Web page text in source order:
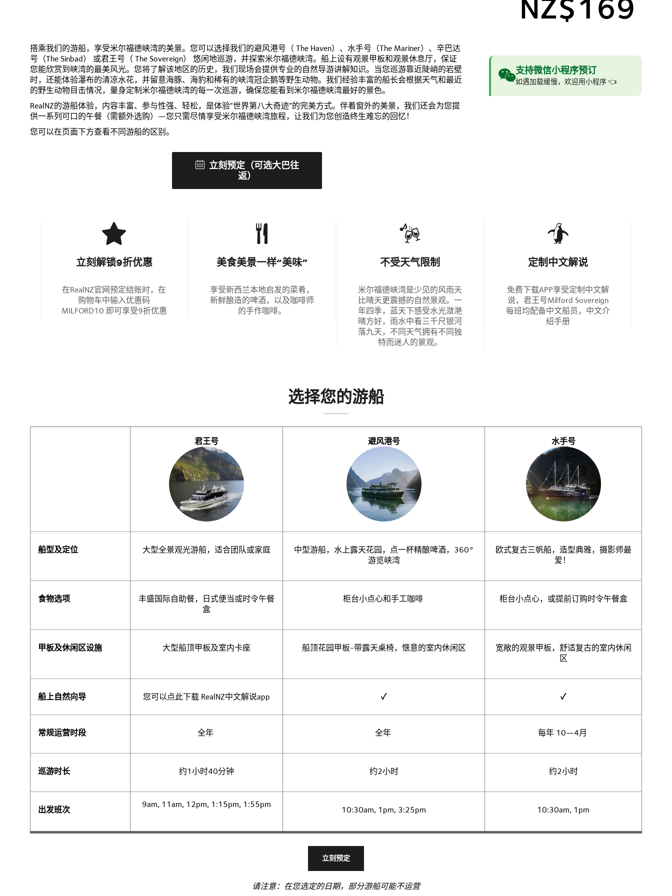
NZ$169
搭乘我们的游船，享受米尔福德峡湾的美景。您可以选择我们的避风港号（ The Haven）、水手号（The Mariner）、辛巴达
号（The Sinbad） 或君王号（ The Sovereign） 悠闲地巡游，并探索米尔福德峡湾。船上设有观景甲板和观景休息厅，保证
您能欣赏到峡湾的最美风光。您将了解该地区的历史，我们现场会提供专业的自然导游讲解知识。当您巡游靠近陡峭的岩壁
时，还能体验瀑布的清凉水花，并留意海豚、海豹和稀有的峡湾冠企鹅等野生动物。我们经验丰富的船长会根据天气和最近
的野生动物目击情况，量身定制米尔福德峡湾的每一次巡游，确保您能看到米尔福德峡湾最好的景色。
RealNZ的游船体验，内容丰富、参与性强、轻松，是体验“世界第八大奇迹”的完美方式。伴着窗外的美景，我们还会为您提
供一系列可口的午餐（需额外选购）—您只需尽情享受米尔福德峡湾旅程，让我们为您创造终生难忘的回忆！
您可以在页面下方查看不同游船的区别。
立刻预定（可选大巴往
返）
支持微信小程序预订
如遇加载缓慢，欢迎用小程序 👈
立刻解锁9折优惠
在RealNZ官网预定结账时，在
购物车中输入优惠码
MILFORD10 即可享受9折优惠
美食美景一样“美味”
享受新西兰本地启发的菜肴，
新鲜酿造的啤酒，以及咖啡师
的手作咖啡。
不受天气限制
米尔福德峡湾是少见的风雨天
比晴天更震撼的自然景观。一
年四季，蓝天下感受水光潋滟
晴方好，雨水中看三千尺银河
落九天，不同天气拥有不同独
特而迷人的景观。
定制中文解说
免费下载APP享受定制中文解
说，君王号Milford Sovereign
每班均配备中文船员，中文介
绍手册
选择您的游船
君王号 避风港号 水手号
船型及定位 大型全景观光游船，适合团队或家庭
中型游船，水上露天花园，点一杯精酿啤酒，360°
游览峡湾
欧式复古三帆船，造型典雅，摄影师最
爱！
食物选项 丰盛国际自助餐， 日式便当或时令午餐
盒
柜台小点心和手工咖啡 柜台小点心，或提前订购时令午餐盒
甲板及休闲区设施 大型船顶甲板及室内卡座 船顶花园甲板-带露天桌椅，惬意的室内休闲区
宽敞的观景甲板，舒适复古的室内休闲
区
船上自然向导 您可以点此下载 RealNZ中文解说app ✓ ✓
常规运营时段 全年 全年 每年 10—4月
巡游时长 约1小时40分钟 约2小时 约2小时
出发班次
9am, 11am, 12pm, 1:15pm, 1:55pm
10:30am, 1pm, 3:25pm 10:30am, 1pm
立刻预定
请注意：在您选定的日期，部分游船可能不运营